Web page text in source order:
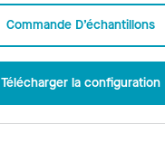
Commande D’échantillons
Télécharger la configuration